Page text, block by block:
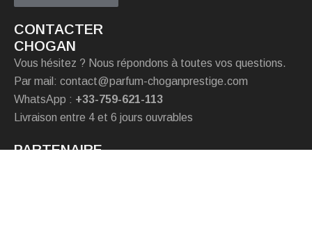
CONTACTER
CHOGAN
Vous hésitez ? Nous répondons à toutes vos questions.
Par mail: contact@parfum-choganprestige.com
WhatsApp : +33-759-621-113
Livraison entre 4 et 6 jours ouvrables
PARTENAIRE